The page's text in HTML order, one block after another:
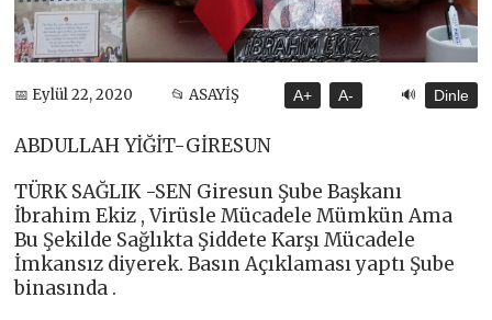
📅 Eylül 22, 2020 📂 ASAYİŞ A+ A- 🔊 Dinle
ABDULLAH YİĞİT-GİRESUN
TÜRK SAĞLIK -SEN Giresun Şube Başkanı
İbrahim Ekiz , Virüsle Mücadele Mümkün Ama
Bu Şekilde Sağlıkta Şiddete Karşı Mücadele
İmkansız diyerek. Basın Açıklaması yaptı Şube
binasında .